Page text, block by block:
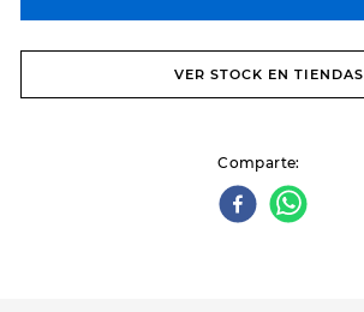
VER STOCK EN TIENDAS
Comparte